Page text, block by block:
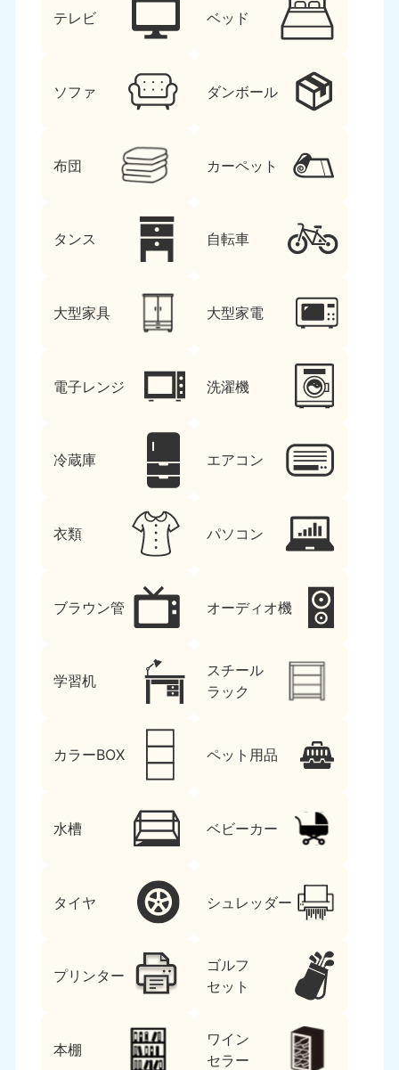
テレビ ベッド
ソファ ダンボール
布団 カーペット
タンス 自転車
大型家具 大型家電
電子レンジ 洗濯機
冷蔵庫 エアコン
衣類 パソコン
ブラウン管 オーディオ機
学習机
スチール
ラック
カラーBOX ペット用品
水槽 ベビーカー
タイヤ シュレッダー
プリンター
ゴルフ
セット
本棚
ワイン
セラー